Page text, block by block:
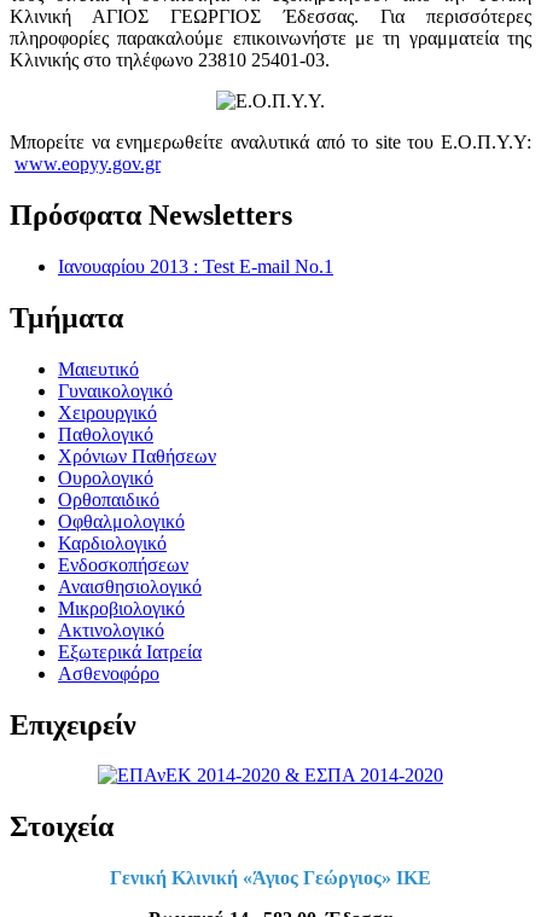
Κλινική ΑΓΙΟΣ ΓΕΩΡΓΙΟΣ Έδεσσας. Για περισσότερες
πληροφορίες παρακαλούμε επικοινωνήστε με τη γραμματεία της
Κλινικής στο τηλέφωνο 23810 25401-03.
Μπορείτε να ενημερωθείτε αναλυτικά από το site του Ε.Ο.Π.Υ.Υ:
www.eopyy.gov.gr
Πρόσφατα Newsletters
Ιανουαρίου 2013 : Test E-mail No.1
Τμήματα
Μαιευτικό
Γυναικολογικό
Χειρουργικό
Παθολογικό
Χρόνιων Παθήσεων
Ουρολογικό
Ορθοπαιδικό
Οφθαλμολογικό
Καρδιολογικό
Ενδοσκοπήσεων
Αναισθησιολογικό
Μικροβιολογικό
Ακτινολογικό
Εξωτερικά Ιατρεία
Ασθενοφόρο
Επιχειρείν
Στοιχεία
Γενική Κλινική «Άγιος Γεώργιος» ΙΚΕ